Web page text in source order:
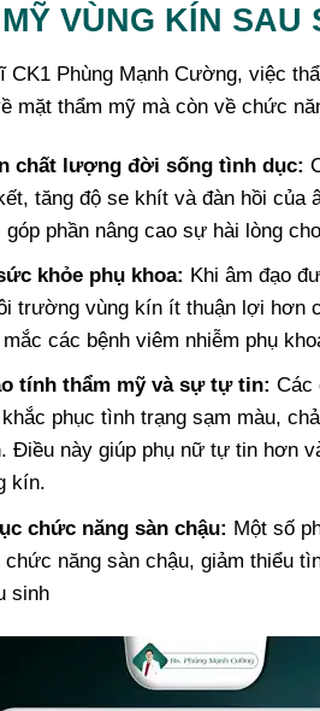
VÙNG KÍN
CK1 Phùng Mạnh Cường, việc
mặt thẩm mỹ mà còn về chức
chất lượng đời sống tình dục:
tăng độ se khít và đàn hồi
góp phần nâng cao sự hài lòng
khỏe phụ khoa: Khi âm đạo
trường vùng kín ít thuận lợi hơn
các bệnh viêm nhiễm phụ
tính thẩm mỹ và sự tự tin: Các
khắc phục tình trạng sạm màu,
Điều này giúp phụ nữ tự tin hơn
kín.
chức năng sàn chậu: Một số
chức năng sàn chậu, giảm thiểu
sinh